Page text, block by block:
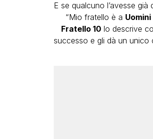
E se qualcuno l’avesse già
“Mio fratello è a
Fratello 10 lo descrive
successo e gli dà un unico